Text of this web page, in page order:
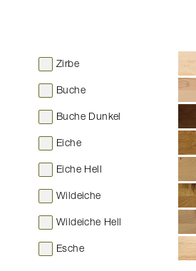
Zirbe
Buche
Buche Dunkel
Eiche
Eiche Hell
Wildeiche
Wildeiche Hell
Esche